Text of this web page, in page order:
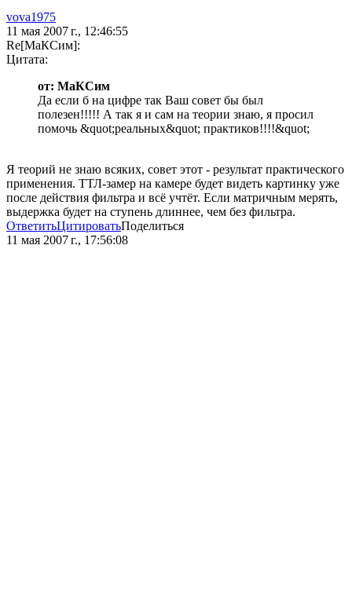
vova1975
11 мая 2007 г., 12:46:55
Re[МаКСим]:
Цитата:
от: МаКСим
Да если б на цифре так Ваш совет бы был
полезен!!!!! А так я и сам на теории знаю, я просил
помочь &quot;реальных&quot; практиков!!!!&quot;
Я теорий не знаю всяких, совет этот - результат практического
применения. ТТЛ-замер на камере будет видеть картинку уже
после действия фильтра и всё учтёт. Если матричным мерять,
выдержка будет на ступень длиннее, чем без фильтра.
ОтветитьЦитироватьПоделиться
11 мая 2007 г., 17:56:08